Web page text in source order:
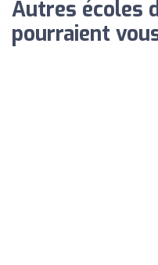
Autres écoles
pourraient